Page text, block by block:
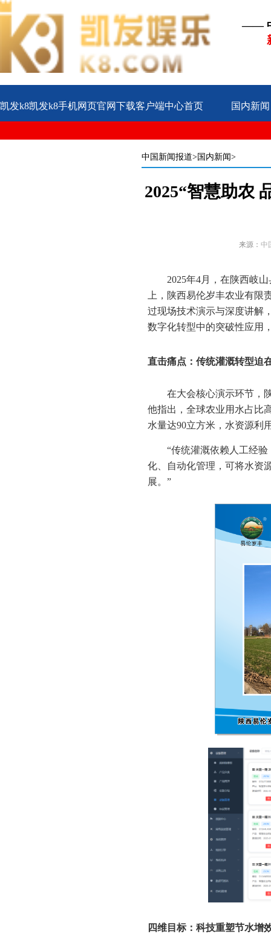
——
凯发k8凯发k8手机网页官网下载客户端中心首页 国内新闻
中国新闻报道>国内新闻>
2025“智慧助农
来源： 中
2025年4月，在陕西岐
上，陕西易伦岁丰农业有
过现场技术演示与深度讲解
数字化转型中的突破性应用
直击痛点：传统灌溉转型迫
在大会核心演示环节，
他指出，全球农业用水占比
水量达90立方米，水资源利
“传统灌溉依赖人工经
化、自动化管理，可将水资
展。”
四维目标：科技重塑节水增